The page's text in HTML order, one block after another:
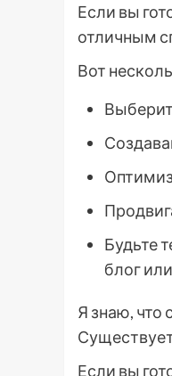
Если вы
отличным
Вот
Будьте
блог
Я знаю, что
Если вы